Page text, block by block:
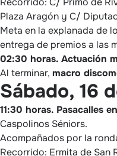
Plaza Aragón y C/
Meta en la explanada de
entrega de premios a las
02:30 horas. Actuación
Al terminar, macro
Sábado, 16
11:30 horas. Pasacalles
Caspolinos Séniors.
Acompañados por la
Recorrido: Ermita de San